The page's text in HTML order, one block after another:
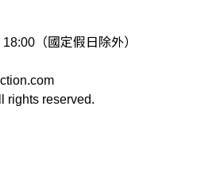
（國定假日除外）
rights reserved.